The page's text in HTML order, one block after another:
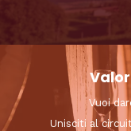
Vuoi
Unisciti al